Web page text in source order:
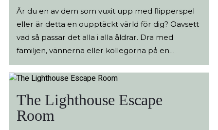
Är du en av dem som vuxit upp med flipperspel
eller är detta en oupptäckt värld för dig? Oavsett
vad så passar det alla i alla åldrar. Dra med
familjen, vännerna eller kollegorna på en
nostalgiskresa. Black Cat Pinball startade som en
hobbyverksamhet men har under åren vuxit mer
en möjlighet att spela flipper och uppleva
känslan som bara kan skapas med fysiska
The Lighthouse Escape
Room